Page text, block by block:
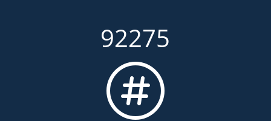
92275
